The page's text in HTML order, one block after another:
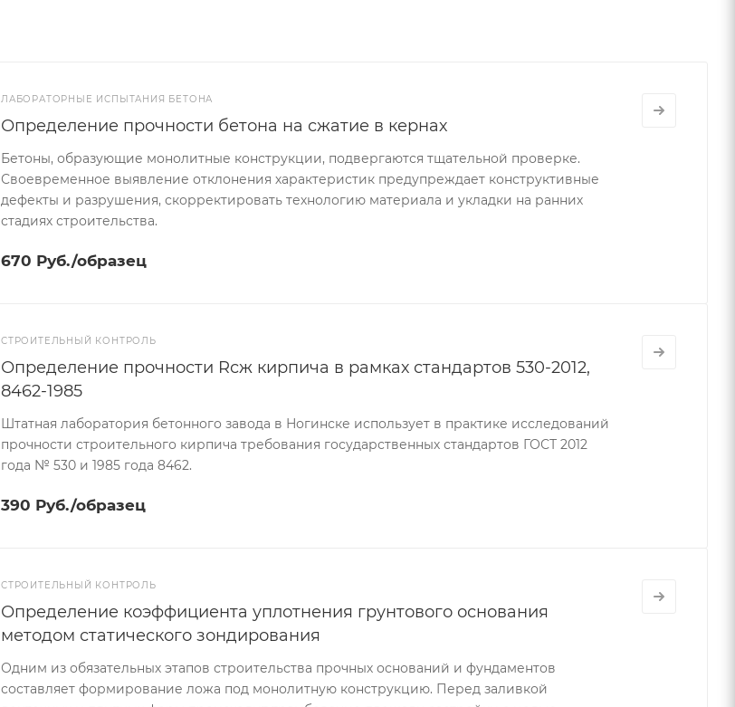
ЛАБОРАТОРНЫЕ ИСПЫТАНИЯ БЕТОНА
Определение прочности бетона на сжатие в кернах
Бетоны, образующие монолитные конструкции, подвергаются тщательной проверке.
Своевременное выявление отклонения характеристик предупреждает конструктивные
дефекты и разрушения, скорректировать технологию материала и укладки на ранних
стадиях строительства.
670 Руб./образец
СТРОИТЕЛЬНЫЙ КОНТРОЛЬ
Определение прочности Rсж кирпича в рамках стандартов 530-2012,
8462-1985
Штатная лаборатория бетонного завода в Ногинске использует в практике исследований
прочности строительного кирпича требования государственных стандартов ГОСТ 2012
года № 530 и 1985 года 8462.
390 Руб./образец
СТРОИТЕЛЬНЫЙ КОНТРОЛЬ
Определение коэффициента уплотнения грунтового основания
методом статического зондирования
Одним из обязательных этапов строительства прочных оснований и фундаментов
составляет формирование ложа под монолитную конструкцию. Перед заливкой